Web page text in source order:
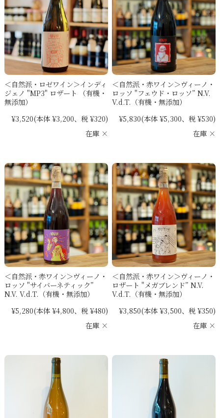
＜自然派・ロゼワイン＞インディ
ジェノ "MP3" ロザート （有機・
無添加）
¥3,520(本体 ¥3,200、税 ¥320)
在庫 ×
＜自然派・赤ワイン＞ヴィーノ・
ロッソ "フェウド・ロッソ” N.V.
V.d.T.（有機・無添加）
¥5,830(本体 ¥5,300、税 ¥530)
在庫 ×
＜自然派・赤ワイン＞ヴィーノ・
ロッソ "サイバーネティック”
N.V. V.d.T.（有機・無添加）
¥5,280(本体 ¥4,800、税 ¥480)
在庫 ×
＜自然派・赤ワイン＞ヴィーノ・
ロザート "メガブレンド” N.V.
V.d.T.（有機・無添加）
¥3,850(本体 ¥3,500、税 ¥350)
在庫 ×